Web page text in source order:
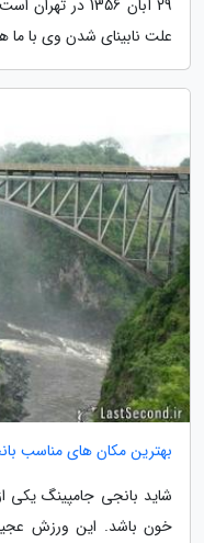
29 آبان 1356 در
علت نابینای شدن وی با ما
بهترین مکان های مناسب
شاید بانجی جامپینگ یکی
خون باشد. این ورزش عجیب